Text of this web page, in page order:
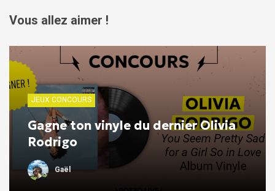
Vous allez aimer !
JEUX CONCOURS
Gagne ton vinyle du dernier Olivia
Rodrigo
Gaël